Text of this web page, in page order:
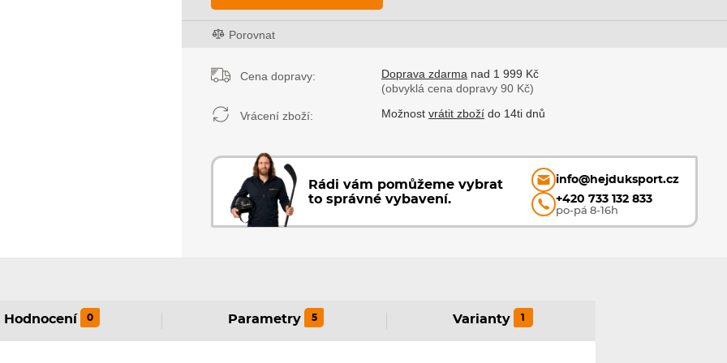
Porovnat
Cena dopravy: Doprava zdarma nad 1 999 Kč
(obvyklá cena dopravy 90 Kč)
Vrácení zboží: Možnostvrátit zboží do 14ti dnů
Rádi vám pomůžeme vybrat
to správné vybavení.
info@hejduksport.cz
+420 733 132 833
po-pá 8-16h
Hodnocení 0 Parametry 5 Varianty 1